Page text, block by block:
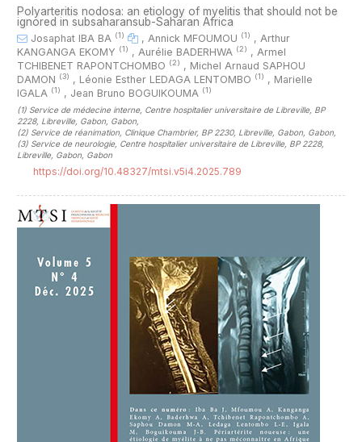
Polyarteritis nodosa: an etiology of myelitis that should not be
ignored in subsaharansub-Saharan Africa
Josaphat IBA BA (1) , Annick MFOUMOU (1) , Arthur
KANGANGA EKOMY (1) , Aurélie BADERHWA (2) , Armel
TCHIBENET RAPONTCHOMBO (2) , Michel Arnaud SAPHOU
DAMON (3) , Léonie Esther LEDAGA LENTOMBO (1) , Marielle
IGALA (1) , Jean Bruno BOGUIKOUMA (1)
(1) Service de médecine interne, Centre hospitalier universitaire de Libreville, BP
2228, Libreville, Gabon, Gabon
(2) Service de réanimation, Clinique Chambrier, BP 2230, Libreville, Gabon, Gabon
(3) Service de neurologie, Centre hospitalier universitaire de Libreville, BP 2228,
Libreville, Gabon, Gabon
https://doi.org/10.48327/mtsi.v5i4.2025.789